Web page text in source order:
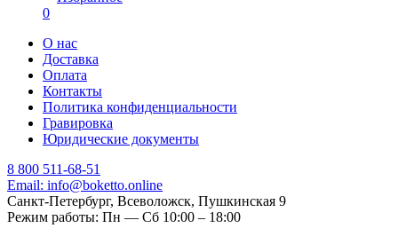
0
О нас
Доставка
Оплата
Контакты
Политика конфиденциальности
Гравировка
Юридические документы
8 800 511-68-51
Email: info@boketto.online
Санкт-Петербург, Всеволожск, Пушкинская 9
Режим работы: Пн — Сб 10:00 – 18:00